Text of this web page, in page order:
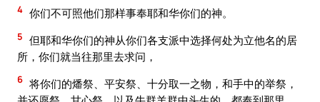
4 你们不可照他们那样事奉耶和华你们的神。
5 但耶和华你们的神从你们各支派中选择何处为立他名的居
所，你们就当往那里去求问，
6 将你们的燔祭、平安祭、十分取一之物，和手中的举祭，